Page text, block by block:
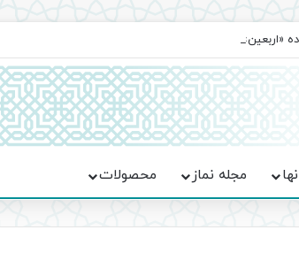
«اربعین»؛ روایت حماسه، استقامت و تمدن‌سازی امت اسلامی
مجله نماز محصولات